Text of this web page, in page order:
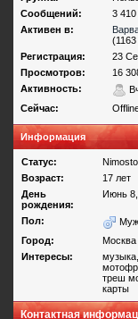
Сообщений:
3
Активен в:
Регистрация:
23
Просмотров:
16
Активность:
Сейчас:
Информация
Статус:
Возраст:
17 лет
День
рождения:
Июнь
Пол:
Город:
Москва
Интересы:
треш
карты
Контактная